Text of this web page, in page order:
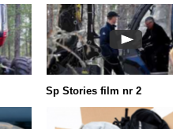
Sp Stories film nr 2